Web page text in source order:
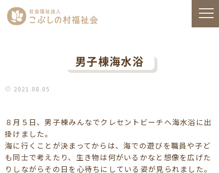
男子棟海水浴
2021.08.05
８月５日、男子棟みんなでクレセントビーチへ海水浴に出
掛けました。
海に行くことが決まってからは、海での遊びを職員や子ど
も同士で考えたり、生き物は何がいるかなと想像を広げた
りしながらその日を心待ちにしている姿が見られました。